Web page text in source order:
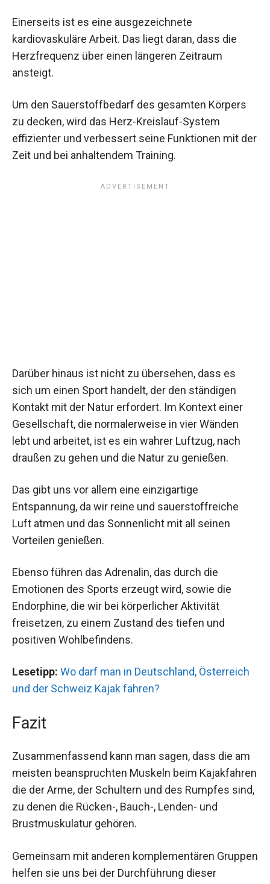
Einerseits ist es eine ausgezeichnete
kardiovaskuläre Arbeit. Das liegt daran, dass die
Herzfrequenz über einen längeren Zeitraum
ansteigt.
Um den Sauerstoffbedarf des gesamten Körpers
zu decken, wird das Herz-Kreislauf-System
effizienter und verbessert seine Funktionen mit der
Zeit und bei anhaltendem Training.
Darüber hinaus ist nicht zu übersehen, dass es
sich um einen Sport handelt, der den ständigen
Kontakt mit der Natur erfordert. Im Kontext einer
Gesellschaft, die normalerweise in vier Wänden
lebt und arbeitet, ist es ein wahrer Luftzug, nach
draußen zu gehen und die Natur zu genießen.
Das gibt uns vor allem eine einzigartige
Entspannung, da wir reine und sauerstoffreiche
Luft atmen und das Sonnenlicht mit all seinen
Vorteilen genießen.
Ebenso führen das Adrenalin, das durch die
Emotionen des Sports erzeugt wird, sowie die
Endorphine, die wir bei körperlicher Aktivität
freisetzen, zu einem Zustand des tiefen und
positiven Wohlbefindens.
Lesetipp: Wo darf man in Deutschland, Österreich
und der Schweiz Kajak fahren?
Fazit
Zusammenfassend kann man sagen, dass die am
meisten beanspruchten Muskeln beim Kajakfahren
die der Arme, der Schultern und des Rumpfes sind,
zu denen die Rücken-, Bauch-, Lenden- und
Brustmuskulatur gehören.
Gemeinsam mit anderen komplementären Gruppen
helfen sie uns bei der Durchführung dieser